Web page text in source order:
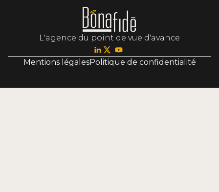
L'agence du point de vue d'avance
Mentions légalesPolitique de confidentialité